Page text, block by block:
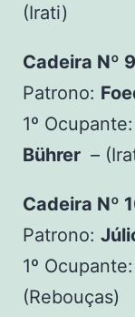
(Irati)
Cadeira Nº 9
Patrono:
1º Ocupante:
Bührer –
Cadeira Nº
Patrono:
1º Ocupante:
(Rebouças)